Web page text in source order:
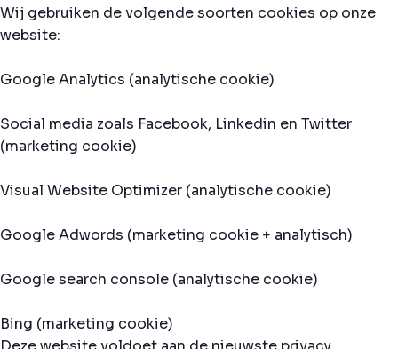
Wij gebruiken de volgende soorten cookies op onze
website:
Google Analytics (analytische cookie)
Social media zoals Facebook, Linkedin en Twitter
(marketing cookie)
Visual Website Optimizer (analytische cookie)
Google Adwords (marketing cookie + analytisch)
Google search console (analytische cookie)
Bing (marketing cookie)